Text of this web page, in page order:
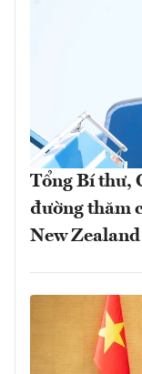
Tổng Bí thư,
đường thăm
New Zealand